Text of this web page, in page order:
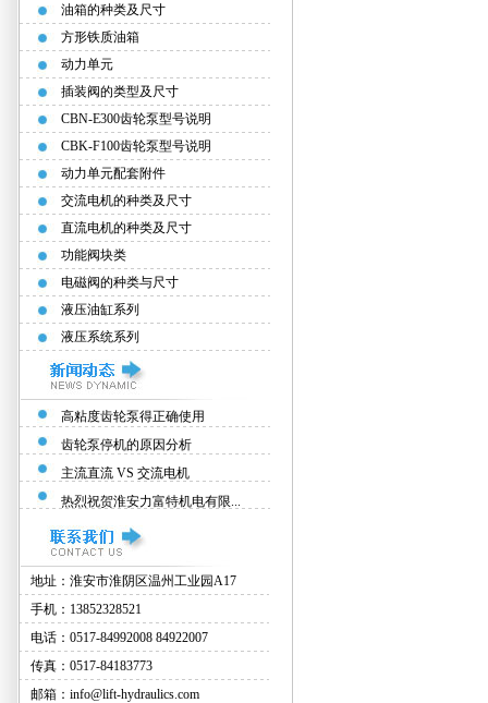
油箱的种类及尺寸
方形铁质油箱
动力单元
插装阀的类型及尺寸
CBN-E300齿轮泵型号说明
CBK-F100齿轮泵型号说明
动力单元配套附件
交流电机的种类及尺寸
直流电机的种类及尺寸
功能阀块类
电磁阀的种类与尺寸
液压油缸系列
液压系统系列
高粘度齿轮泵得正确使用
齿轮泵停机的原因分析
主流直流 VS 交流电机
热烈祝贺淮安力富特机电有限...
地址：淮安市淮阴区温州工业园A17
手机：13852328521
电话：0517-84992008 84922007
传真：0517-84183773
邮箱：info@lift-hydraulics.com